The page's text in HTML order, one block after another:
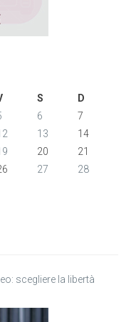
S
D
6
7
13
14
20
21
27
28
scegliere la libertà